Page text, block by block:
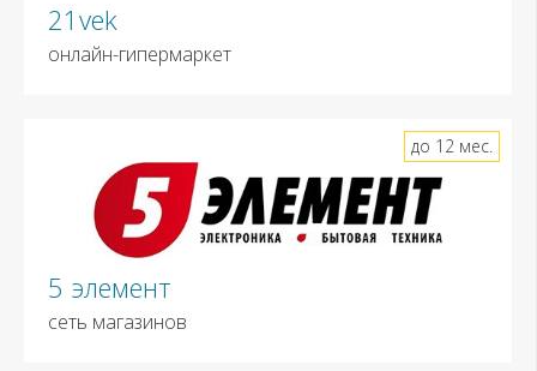
21vek
онлайн-гипермаркет
5 элемент
сеть магазинов
до 12 мес.